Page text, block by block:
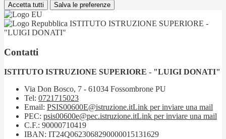
Accetta tutti Salva le preferenze
ISTITUTO ISTRUZIONE SUPERIORE -
"LUIGI DONATI"
Contatti
ISTITUTO ISTRUZIONE SUPERIORE - "LUIGI DONATI"
Via Don Bosco, 7 - 61034 Fossombrone PU
Tel: 0721715023
Email: PSIS00600E@istruzione.itLink per inviare una mail
PEC: psis00600e@pec.istruzione.itLink per inviare una mail
C.F.: 90000710419
IBAN: IT24Q0623068290000015131629